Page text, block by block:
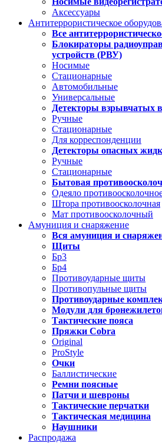
Аксессуары
Антитеррористическое
Все
Блокираторы
устройств (РВУ)
Носимые
Стационарные
Автомобильные
Универсальные
Детекторы взрывчатых
Ручные
Стационарные
Для корреспонденции
Детекторы опасных
Ручные
Стационарные
Бытовая
Одеяло
Штора противоосколочная
Мат противоосколочный
Амуниция и снаряжение
Вся амуниция и
Щиты
Бр3
Бр4
Противоударные щиты
Противопульные щиты
Противоударные
Модули для
Тактические пояса
Пряжки Cobra
Original
ProStyle
Очки
Баллистические
Ремни поясные
Патчи и шевроны
Тактические перчатки
Тактическая медицина
Наушники
Распродажа